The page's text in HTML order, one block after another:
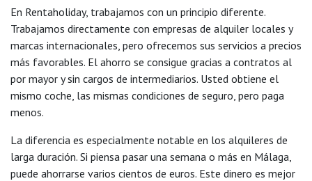
En Rentaholiday, trabajamos con un principio diferente.
Trabajamos directamente con empresas de alquiler locales y
marcas internacionales, pero ofrecemos sus servicios a precios
más favorables. El ahorro se consigue gracias a contratos al
por mayor y sin cargos de intermediarios. Usted obtiene el
mismo coche, las mismas condiciones de seguro, pero paga
menos.
La diferencia es especialmente notable en los alquileres de
larga duración. Si piensa pasar una semana o más en Málaga,
puede ahorrarse varios cientos de euros. Este dinero es mejor